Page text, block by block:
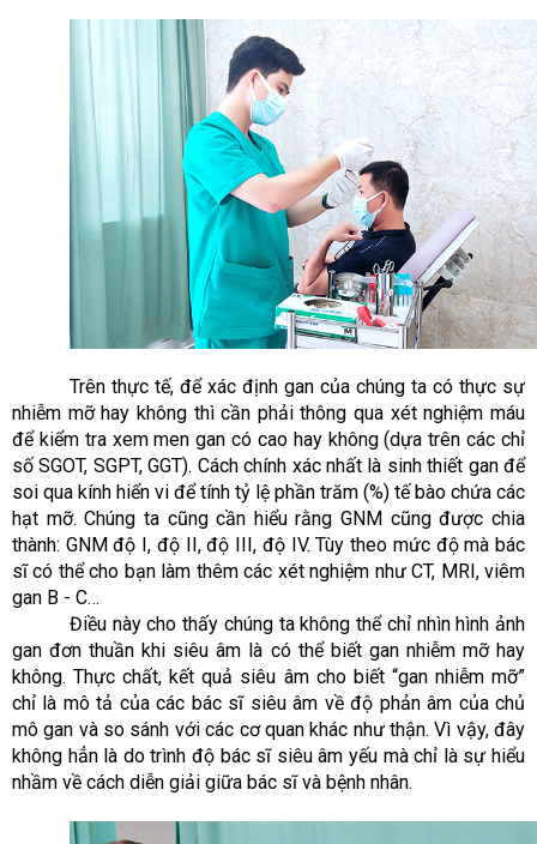
Trên thực tế, để xác định gan của chúng ta có thực sự
nhiễm mỡ hay không thì cần phải thông qua xét nghiệm máu
để kiểm tra xem men gan có cao hay không (dựa trên các chỉ
số SGOT, SGPT, GGT). Cách chính xác nhất là sinh thiết gan để
soi qua kính hiển vi để tính tỷ lệ phần trăm (%) tế bào chứa các
hạt mỡ. Chúng ta cũng cần hiểu rằng GNM cũng được chia
thành: GNM độ I, độ II, độ III, độ IV. Tùy theo mức độ mà bác
sĩ có thể cho bạn làm thêm các xét nghiệm như CT, MRI, viêm
gan B - C…
Điều này cho thấy chúng ta không thể chỉ nhìn hình ảnh
gan đơn thuần khi siêu âm là có thể biết gan nhiễm mỡ hay
không. Thực chất, kết quả siêu âm cho biết “gan nhiễm mỡ”
chỉ là mô tả của các bác sĩ siêu âm về độ phản âm của chủ
mô gan và so sánh với các cơ quan khác như thận. Vì vậy, đây
không hẳn là do trình độ bác sĩ siêu âm yếu mà chỉ là sự hiểu
nhầm về cách diễn giải giữa bác sĩ và bệnh nhân.